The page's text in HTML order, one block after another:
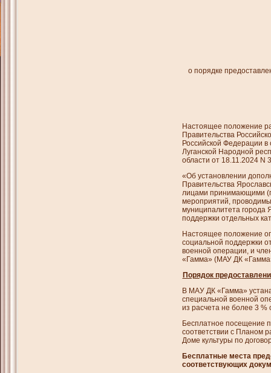
о порядке
Настоящее положение
Правительства
Российской Федерации
Луганской Народной
области от 18.11.2024 N
«Об установлении
Правительства
лицами принимающими
мероприятий,
муниципалитета города
поддержки отдельных
Настоящее положение
социальной поддержки
военной операции, и
«Гамма» (МАУ ДК
Порядок
В MAУ ДК «Гамма»
специальной военной
из расчета не более 3 %
Бесплатное посещение
соответствии с Планом
Доме культуры по
Бесплатные места
соответствующих